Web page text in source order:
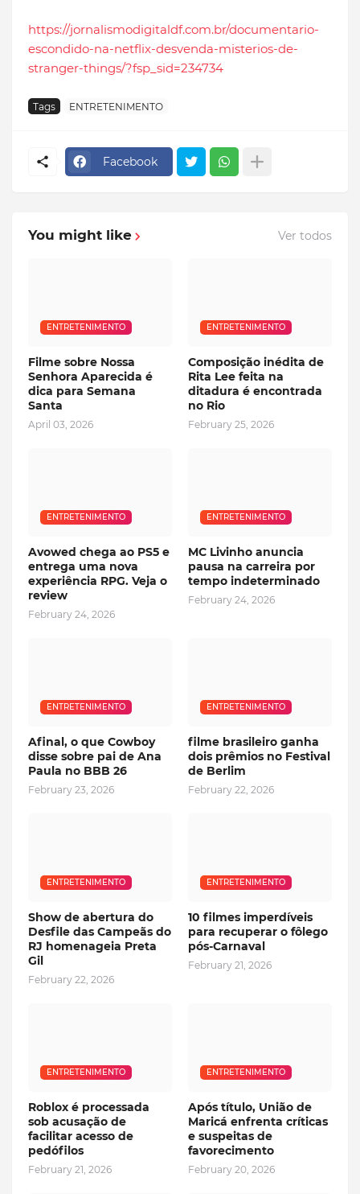
https://jornalismodigitaldf.com.br/documentario-
escondido-na-netflix-desvenda-misterios-de-
stranger-things/?fsp_sid=234734
Tags ENTRETENIMENTO
Facebook
You might like Ver todos
ENTRETENIMENTO
Filme sobre Nossa
Senhora Aparecida é
dica para Semana
Santa
April 03, 2026
ENTRETENIMENTO
Composição inédita de
Rita Lee feita na
ditadura é encontrada
no Rio
February 25, 2026
ENTRETENIMENTO
Avowed chega ao PS5 e
entrega uma nova
experiência RPG. Veja o
review
February 24, 2026
ENTRETENIMENTO
MC Livinho anuncia
pausa na carreira por
tempo indeterminado
February 24, 2026
ENTRETENIMENTO
Afinal, o que Cowboy
disse sobre pai de Ana
Paula no BBB 26
February 23, 2026
ENTRETENIMENTO
filme brasileiro ganha
dois prêmios no Festival
de Berlim
February 22, 2026
ENTRETENIMENTO
Show de abertura do
Desfile das Campeãs do
RJ homenageia Preta
Gil
February 22, 2026
ENTRETENIMENTO
10 filmes imperdíveis
para recuperar o fôlego
pós-Carnaval
February 21, 2026
ENTRETENIMENTO
Roblox é processada
sob acusação de
facilitar acesso de
pedófilos
February 21, 2026
ENTRETENIMENTO
Após título, União de
Maricá enfrenta críticas
e suspeitas de
favorecimento
February 20, 2026